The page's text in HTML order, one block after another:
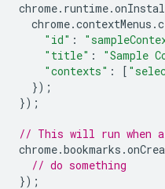
chrome. runtime.
chrome.contextMenus .
"id" :
"title" : "Sample
"contexts" : [
});
});
// This will run when a
chrome.bookmarks .
// do something
});